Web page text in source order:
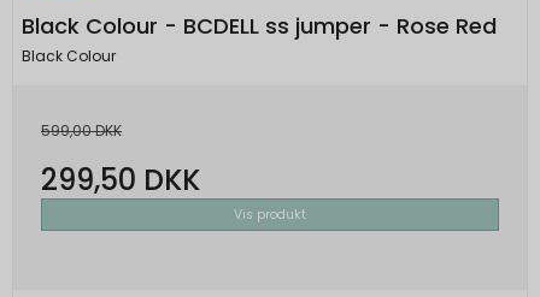
Black Colour - BCDELL ss jumper - Rose Red
Black Colour
599,00 DKK
299,50 DKK
Vis produkt